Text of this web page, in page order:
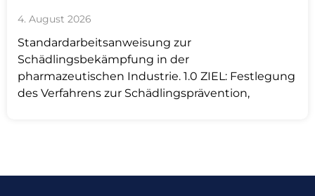
4. August 2026
Standardarbeitsanweisung zur
Schädlingsbekämpfung in der
pharmazeutischen Industrie. 1.0 ZIEL: Festlegung
des Verfahrens zur Schädlingsprävention,